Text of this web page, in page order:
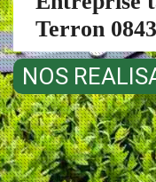
Terron
NOS